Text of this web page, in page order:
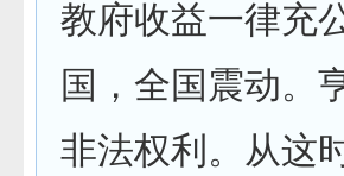
教府收益一律充
国，全国震动。
非法权利。从这